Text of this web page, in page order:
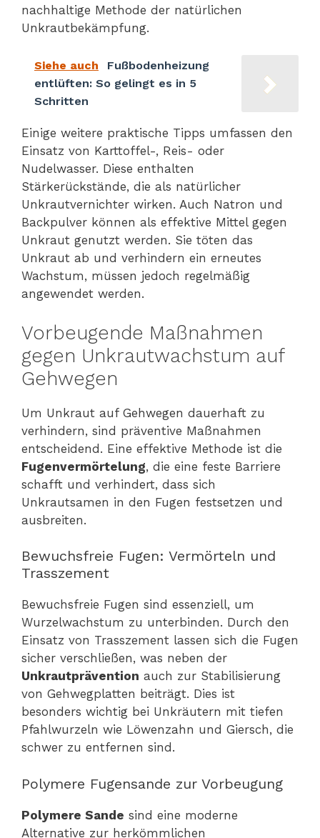
nachhaltige Methode der natürlichen
Unkrautbekämpfung.
Siehe auch
Fußbodenheizung
entlüften: So gelingt es in 5
Schritten
Einige weitere praktische Tipps umfassen den
Einsatz von Karttoffel-, Reis- oder
Nudelwasser. Diese enthalten
Stärkerückstände, die als natürlicher
Unkrautvernichter wirken. Auch Natron und
Backpulver können als effektive Mittel gegen
Unkraut genutzt werden. Sie töten das
Unkraut ab und verhindern ein erneutes
Wachstum, müssen jedoch regelmäßig
angewendet werden.
Vorbeugende Maßnahmen
gegen Unkrautwachstum auf
Gehwegen
Um Unkraut auf Gehwegen dauerhaft zu
verhindern, sind präventive Maßnahmen
entscheidend. Eine effektive Methode ist die
Fugenvermörtelung, die eine feste Barriere
schafft und verhindert, dass sich
Unkrautsamen in den Fugen festsetzen und
ausbreiten.
Bewuchsfreie Fugen: Vermörteln und
Trasszement
Bewuchsfreie Fugen sind essenziell, um
Wurzelwachstum zu unterbinden. Durch den
Einsatz von Trasszement lassen sich die Fugen
sicher verschließen, was neben der
Unkrautprävention auch zur Stabilisierung
von Gehwegplatten beiträgt. Dies ist
besonders wichtig bei Unkräutern mit tiefen
Pfahlwurzeln wie Löwenzahn und Giersch, die
schwer zu entfernen sind.
Polymere Fugensande zur Vorbeugung
Polymere Sande sind eine moderne
Alternative zur herkömmlichen